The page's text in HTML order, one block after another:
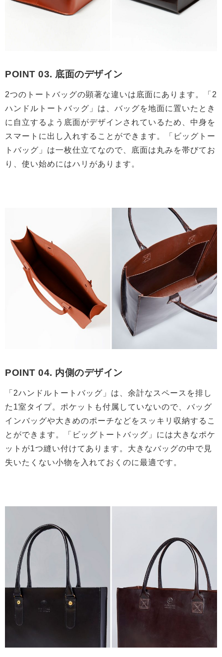
POINT 03. 底面のデザイン
2つのトートバッグの顕著な違いは底面にあります。「2
ハンドルトートバッグ」は、バッグを地面に置いたとき
に自立するよう底面がデザインされているため、中身を
スマートに出し入れすることができます。「ビッグトー
トバッグ」は一枚仕立てなので、底面は丸みを帯びてお
り、使い始めにはハリがあります。
POINT 04. 内側のデザイン
「2ハンドルトートバッグ」は、余計なスペースを排し
た1室タイプ。ポケットも付属していないので、バッグ
インバッグや大きめのポーチなどをスッキリ収納するこ
とができます。「ビッグトートバッグ」には大きなポケ
ットが1つ縫い付けてあります。大きなバッグの中で見
失いたくない小物を入れておくのに最適です。